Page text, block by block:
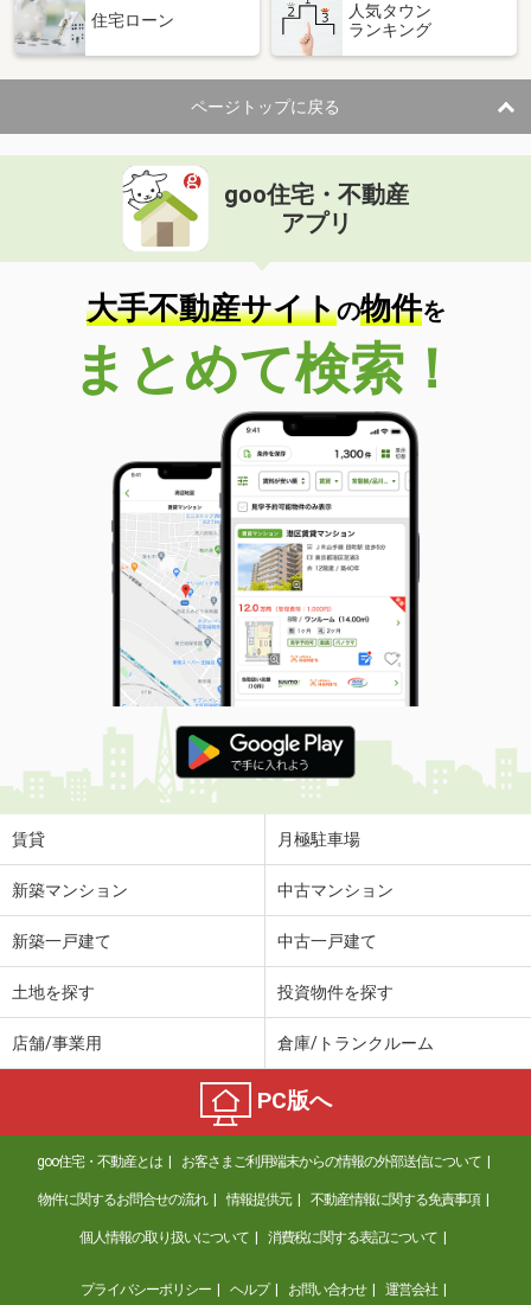
住宅ローン
人気タウン
ランキング
ページトップに戻る
goo住宅・不動産
アプリ
大手不動産サイトの物件を
まとめて検索！
賃貸 月極駐車場
新築マンション 中古マンション
新築一戸建て 中古一戸建て
土地を探す 投資物件を探す
店舗/事業用 倉庫/トランクルーム
PC版へ
goo住宅・不動産とは お客さまご利用端末からの情報の外部送信について
物件に関するお問合せの流れ 情報提供元 不動産情報に関する免責事項
個人情報の取り扱いについて 消費税に関する表記について
プライバシーポリシー ヘルプ お問い合わせ 運営会社